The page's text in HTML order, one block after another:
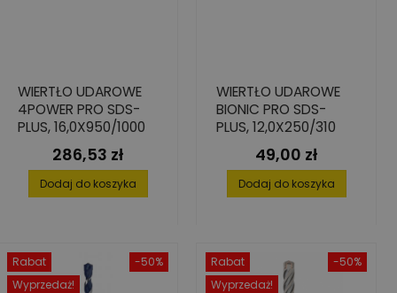
WIERTŁO UDAROWE
4POWER PRO SDS-
PLUS, 16,0X950/1000
Cena
286,53 zł
Dodaj do koszyka
WIERTŁO UDAROWE
BIONIC PRO SDS-
PLUS, 12,0X250/310
Cena
49,00 zł
Dodaj do koszyka
-50%
Rabat
Wyprzedaż!
-50%
Rabat
Wyprzedaż!